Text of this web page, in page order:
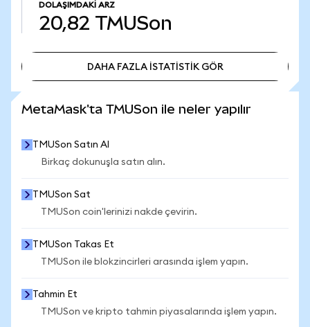
DOLAŞIMDAKI ARZ
20,82 TMUSon
DAHA FAZLA İSTATİSTİK GÖR
MetaMask'ta TMUSon ile neler yapılır
TMUSon Satın Al
Birkaç dokunuşla satın alın.
TMUSon Sat
TMUSon coin'lerinizi nakde çevirin.
TMUSon Takas Et
TMUSon ile blokzincirleri arasında işlem yapın.
Tahmin Et
TMUSon ve kripto tahmin piyasalarında işlem yapın.